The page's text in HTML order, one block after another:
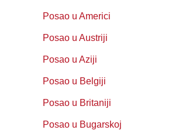
Posao u Americi
Posao u Austriji
Posao u Aziji
Posao u Belgiji
Posao u Britaniji
Posao u Bugarskoj